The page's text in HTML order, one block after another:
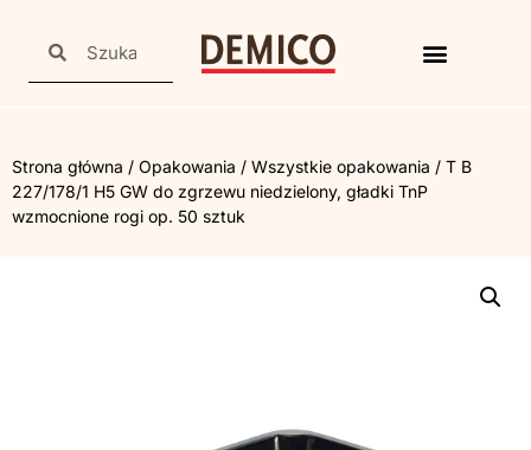
Strona główna / Opakowania / Wszystkie opakowania / T B
227/178/1 H5 GW do zgrzewu niedzielony, gładki TnP
wzmocnione rogi op. 50 sztuk